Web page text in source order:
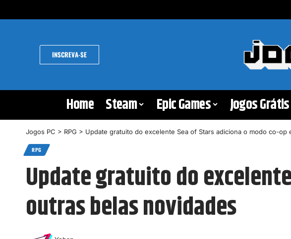
INSCREVA-SE
Home Steam Epic Games Jogos Grátis
Jogos PC > RPG > Update gratuito do excelente Sea of Stars adiciona o modo co-op
RPG
Update gratuito do
outras belas novidades